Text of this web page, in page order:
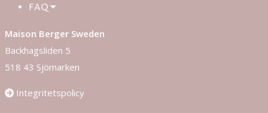
FAQ
Maison Berger Sweden
Backhagsliden 5
518 43 Sjömarken
Integritetspolicy